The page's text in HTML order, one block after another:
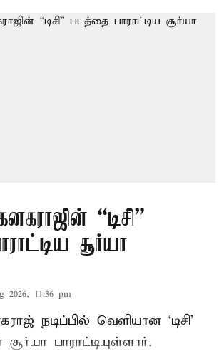
“டிசி”
சூர்யா
2026, 11:36 pm
நடிப்பில் வெளியான ‘டிசி’
பாராட்டியுள்ளார்.